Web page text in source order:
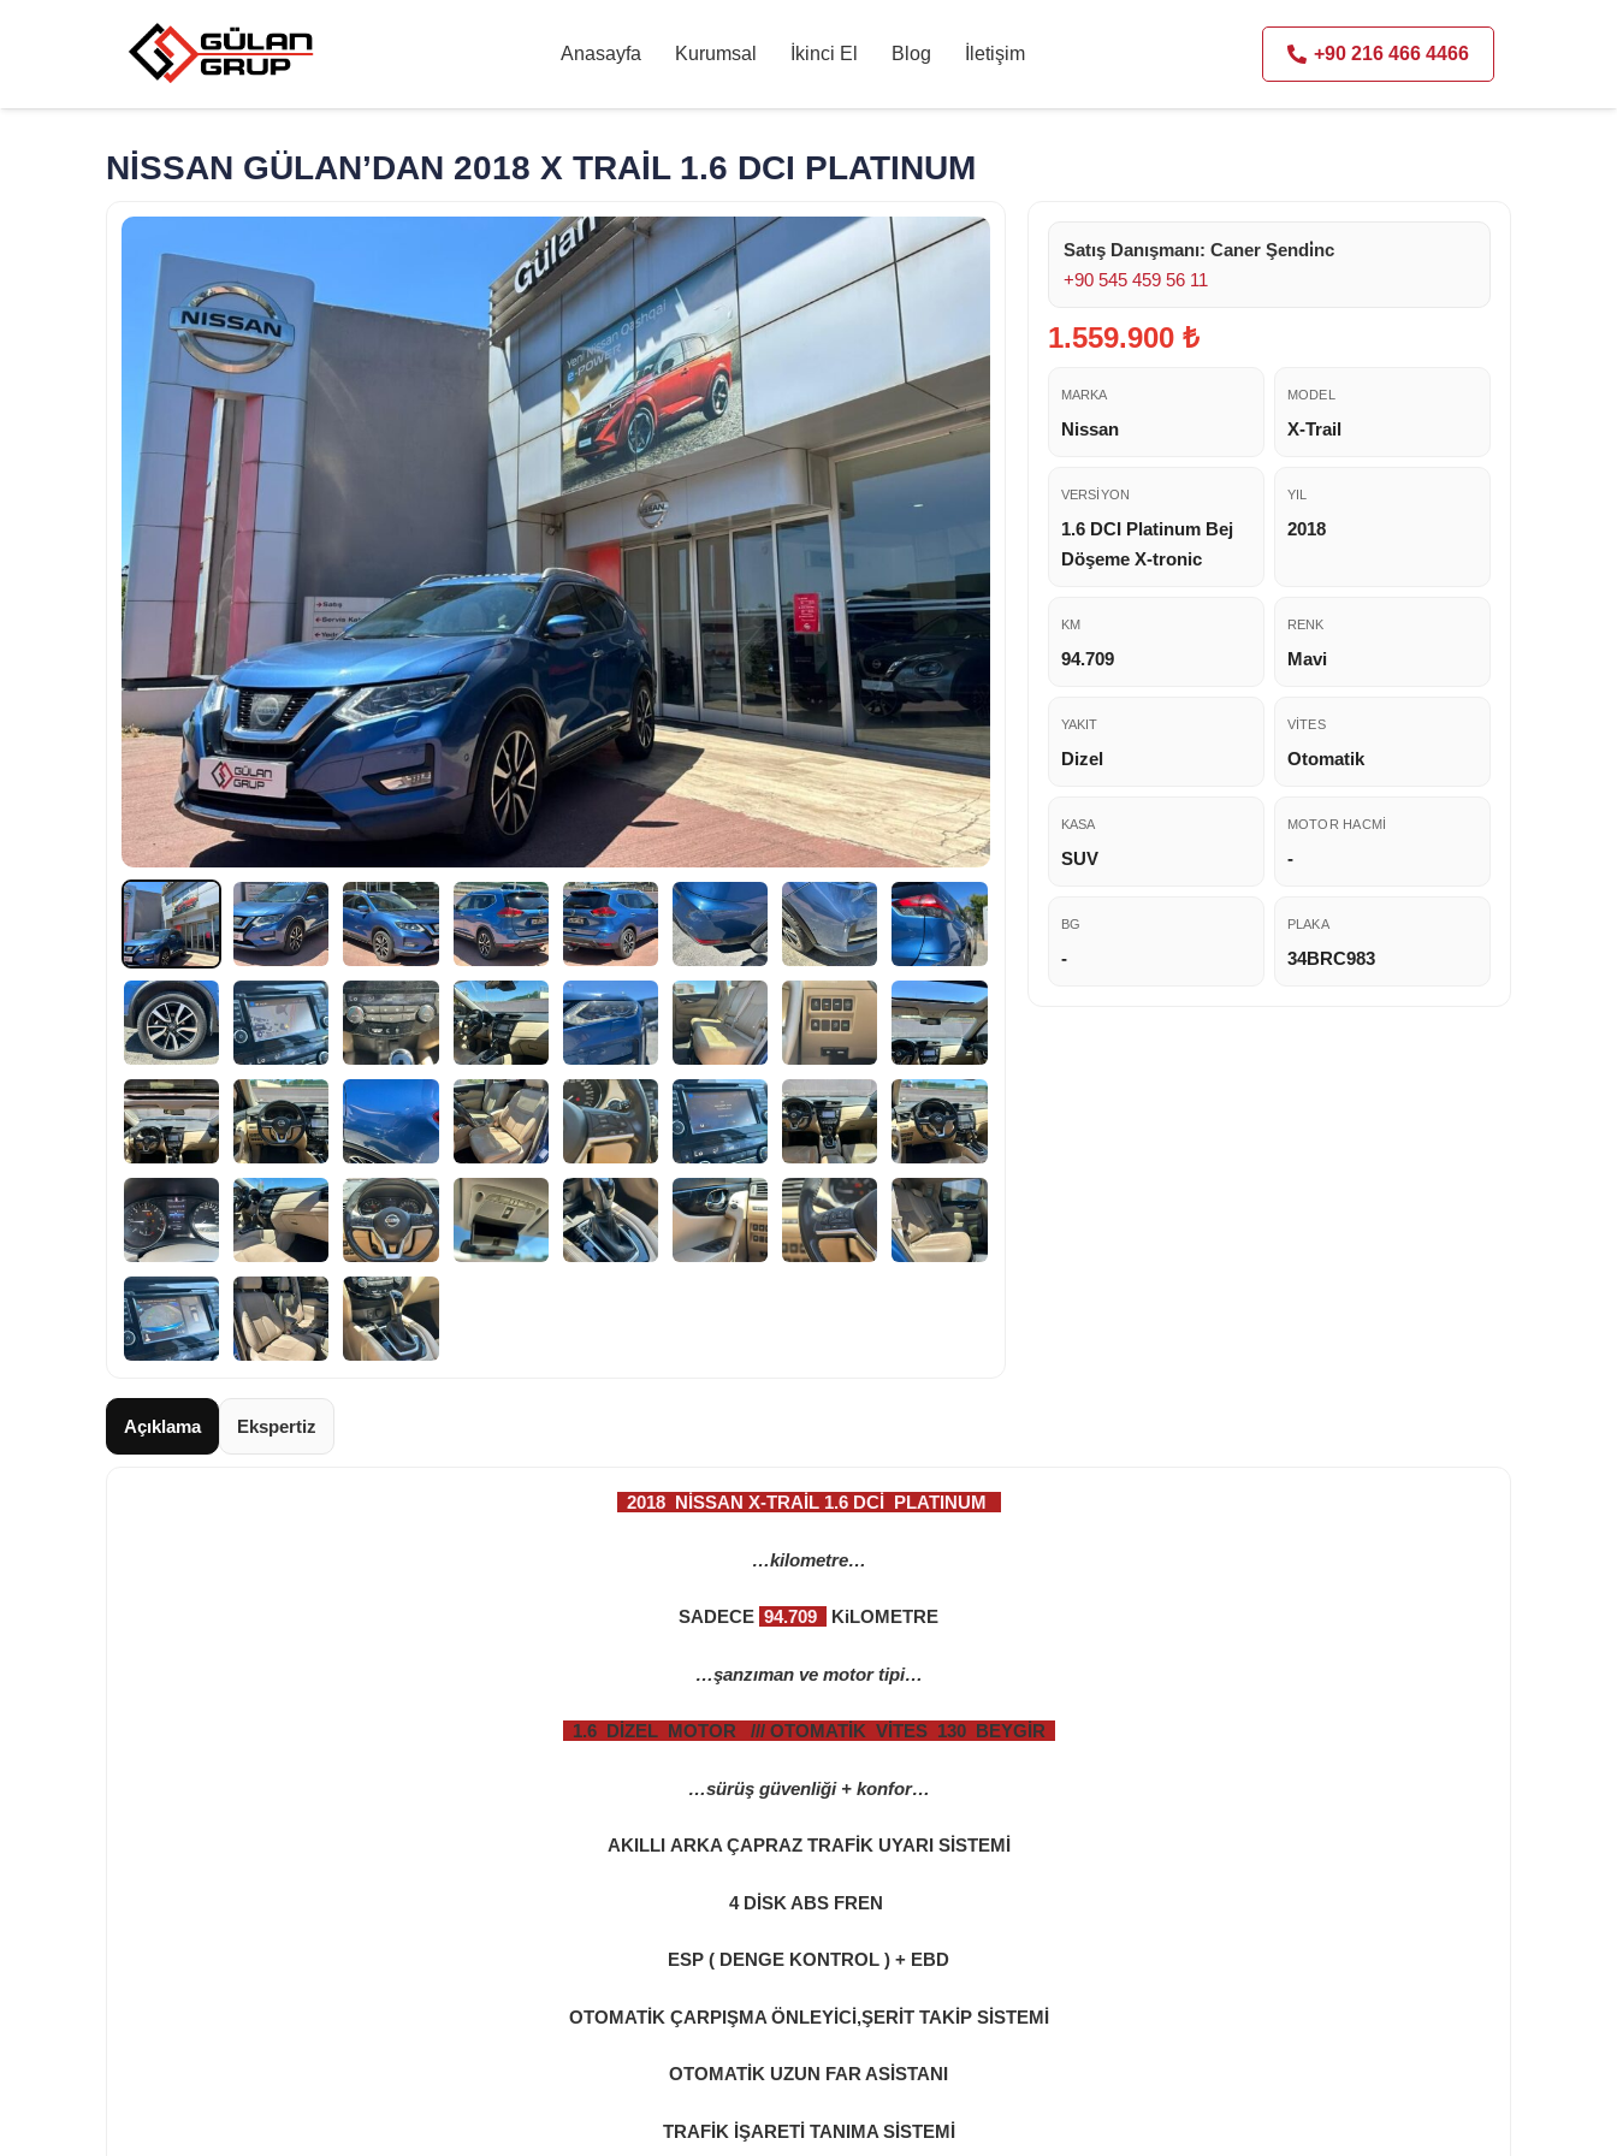
Anasayfa Kurumsal İkinci El Blog İletişim +90 216 466 4466
NİSSAN GÜLAN’DAN 2018 X TRAİL 1.6 DCI PLATINUM
Satış Danışmanı: Caner Şendi̇nc
+90 545 459 56 11
1.559.900 ₺
MARKA
Nissan
MODEL
X-Trail
VERSIYON
1.6 DCI Platinum Bej
Döşeme X-tronic
YIL
2018
KM
94.709
RENK
Mavi
YAKIT
Dizel
VITES
Otomatik
KASA
SUV
MOTOR HACMI
-
BG
-
PLAKA
34BRC983
Açıklama Ekspertiz
2018 NİSSAN X-TRAİL 1.6 DCİ PLATINUM
…kilometre…
SADECE 94.709 KiLOMETRE
…şanzıman ve motor tipi…
1.6 DİZEL MOTOR /// OTOMATİK VİTES 130 BEYGİR
…sürüş güvenliği + konfor…
AKILLI ARKA ÇAPRAZ TRAFİK UYARI SİSTEMİ
4 DİSK ABS FREN
ESP ( DENGE KONTROL ) + EBD
OTOMATİK ÇARPIŞMA ÖNLEYİCİ,ŞERİT TAKİP SİSTEMİ
OTOMATİK UZUN FAR ASİSTANI
TRAFİK İŞARETİ TANIMA SİSTEMİ